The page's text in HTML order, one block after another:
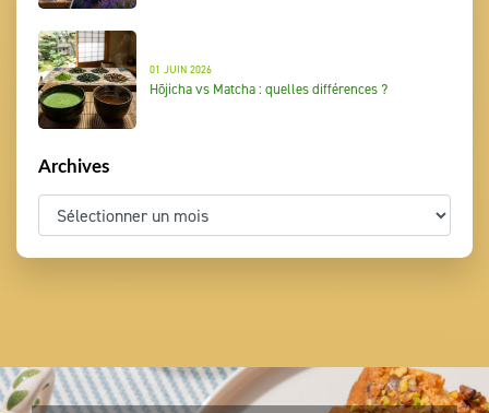
01 JUIN 2026
Hōjicha vs Matcha : quelles différences ?
Archives